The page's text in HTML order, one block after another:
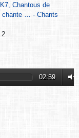
Chantous de
chante … - Chants
2
02:59